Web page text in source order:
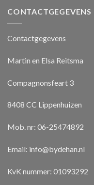
CONTACTGEGEVENS
Contactgegevens
Martin en Elsa Reitsma
Compagnonsfeart 3
8408 CC Lippenhuizen
Mob. nr: 06-25474892
Email: info@bydehan.nl
KvK nummer: 01093292